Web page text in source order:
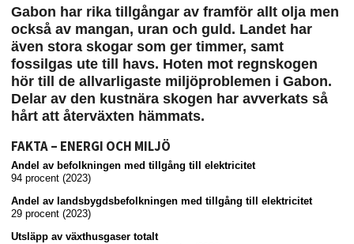
Gabon har rika tillgångar av framför allt olja men
också av mangan, uran och guld. Landet har
även stora skogar som ger timmer, samt
fossilgas ute till havs. Hoten mot regnskogen
hör till de allvarligaste miljöproblemen i Gabon.
Delar av den kustnära skogen har avverkats så
hårt att återväxten hämmats.
FAKTA – ENERGI OCH MILJÖ
Andel av befolkningen med tillgång till elektricitet
94 procent (2023)
Andel av landsbygdsbefolkningen med tillgång till elektricitet
29 procent (2023)
Utsläpp av växthusgaser totalt